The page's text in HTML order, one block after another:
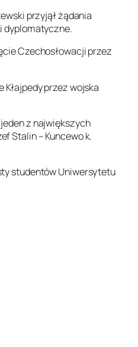
przyjął żądania
dyplomatyczne.
Czechosłowacji przez
Kłajpedy przez wojska
jeden z największych
Stalin – Kuncewo k.
studentów Uniwersytetu